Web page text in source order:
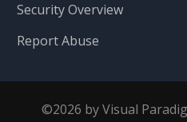
Security Overview
Report Abuse
©2026 by Visual